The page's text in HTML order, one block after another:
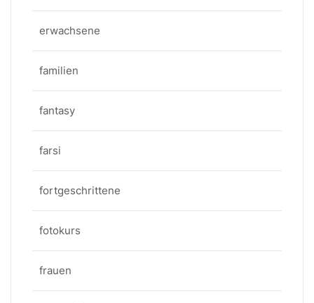
erwachsene
familien
fantasy
farsi
fortgeschrittene
fotokurs
frauen